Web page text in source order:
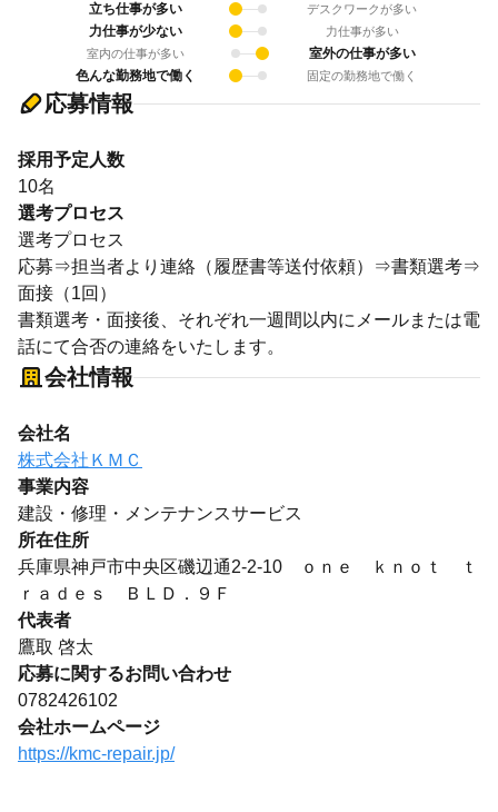
立ち仕事が多い
デスクワークが多い
力仕事が少ない
力仕事が多い
室内の仕事が多い
室外の仕事が多い
色んな勤務地で働く
固定の勤務地で働く
応募情報
採用予定人数
10名
選考プロセス
選考プロセス
応募⇒担当者より連絡（履歴書等送付依頼）⇒書類選考⇒
面接（1回）
書類選考・面接後、それぞれ一週間以内にメールまたは電
話にて合否の連絡をいたします。
会社情報
会社名
株式会社ＫＭＣ
事業内容
建設・修理・メンテナンスサービス
所在住所
兵庫県神戸市中央区磯辺通2-2-10 ｏｎｅ ｋｎｏｔ ｔ
ｒａｄｅｓ ＢＬＤ．９Ｆ
代表者
鷹取 啓太
応募に関するお問い合わせ
0782426102
会社ホームページ
https://kmc-repair.jp/